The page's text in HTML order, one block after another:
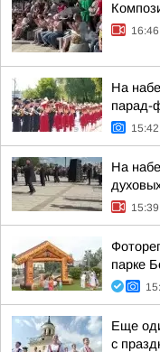
16:46
На
парад-
15:42
На
15:39
парке
Еще
с